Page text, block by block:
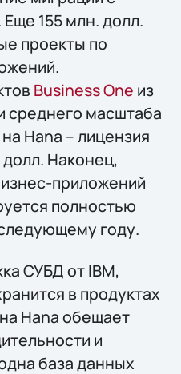
155 млн. долл.
проекты по
Business One из
среднего масштаба
Hana – лицензия
Наконец,
приложений
полностью
году.
СУБД от IBM,
в продуктах
Hana обещает
и
база данных